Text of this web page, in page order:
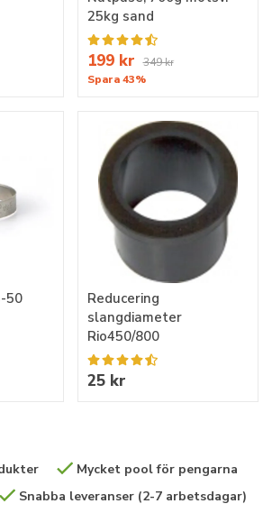
25kg sand
199 kr 349 kr
Spara 43%
50
Reducering
slangdiameter
Rio450/800
25 kr
Mycket pool för pengarna
Snabba leveranser (2-7 arbetsdagar)